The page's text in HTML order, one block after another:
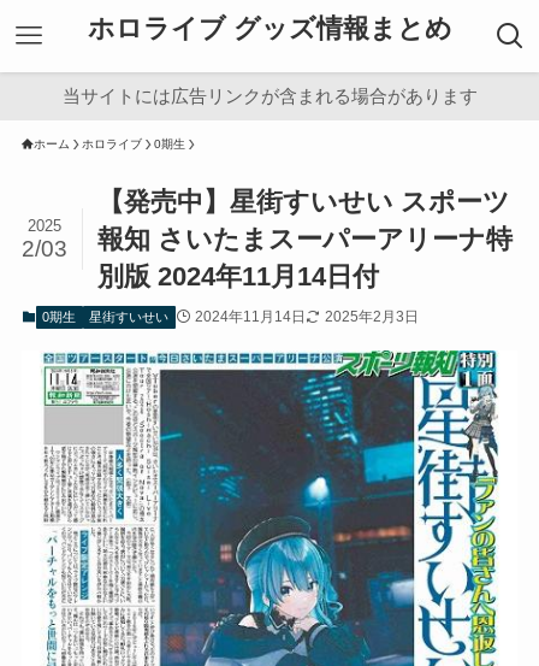
ホロライブ グッズ情報まとめ
当サイトには広告リンクが含まれる場合があります
ホーム ホロライブ 0期生
【発売中】星街すいせい スポーツ
報知 さいたまスーパーアリーナ特
別版 2024年11月14日付
2025
2/03
0期生 星街すいせい 2024年11月14日 2025年2月3日